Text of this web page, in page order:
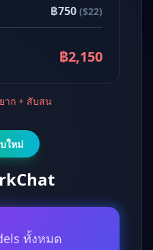
฿750 ($22)
฿2,150
าก + สับสน
ใหม่
ทั้งหมด